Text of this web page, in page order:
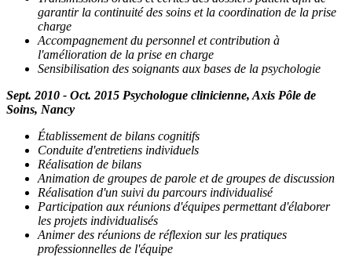
garantir la continuité des soins et la coordination de la prise
charge
Accompagnement du personnel et contribution à
l'amélioration de la prise en charge
Sensibilisation des soignants aux bases de la psychologie
Sept. 2010 - Oct. 2015 Psychologue clinicienne, Axis Pôle de
Soins, Nancy
Établissement de bilans cognitifs
Conduite d'entretiens individuels
Réalisation de bilans
Animation de groupes de parole et de groupes de discussion
Réalisation d'un suivi du parcours individualisé
Participation aux réunions d'équipes permettant d'élaborer
les projets individualisés
Animer des réunions de réflexion sur les pratiques
professionnelles de l'équipe